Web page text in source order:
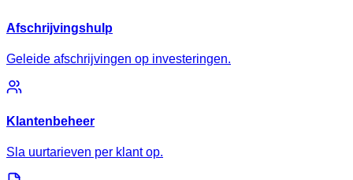
Afschrijvingshulp
Geleide afschrijvingen op investeringen.
Klantenbeheer
Sla uurtarieven per klant op.